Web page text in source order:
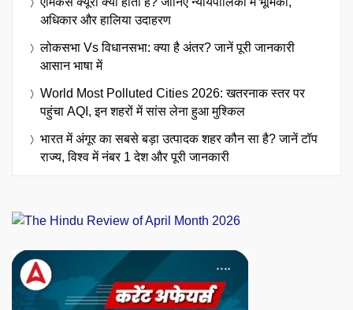
अधिकार और हालिया उदाहरण
लोकसभा Vs विधानसभा: क्या है अंतर? जानें पूरी जानकारी
आसान भाषा में
World Most Polluted Cities 2026: खतरनाक स्तर पर
पहुंचा AQI, इन शहरों में सांस लेना हुआ मुश्किल
भारत में अंगूर का सबसे बड़ा उत्पादक शहर कौन सा है? जानें टॉप
राज्य, विश्व में नंबर 1 देश और पूरी जानकारी